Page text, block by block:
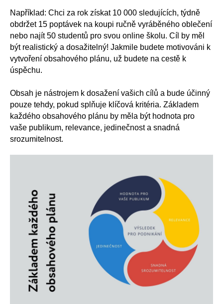
Například: Chci za rok získat 10 000 sledujících, týdně
obdržet 15 poptávek na koupi ručně vyráběného oblečení
nebo najít 50 studentů pro svou online školu. Cíl by měl
být realistický a dosažitelný! Jakmile budete motivováni k
vytvoření obsahového plánu, už budete na cestě k
úspěchu.
Obsah je nástrojem k dosažení vašich cílů a bude účinný
pouze tehdy, pokud splňuje klíčová kritéria. Základem
každého obsahového plánu by měla být hodnota pro
vaše publikum, relevance, jedinečnost a snadná
srozumitelnost.